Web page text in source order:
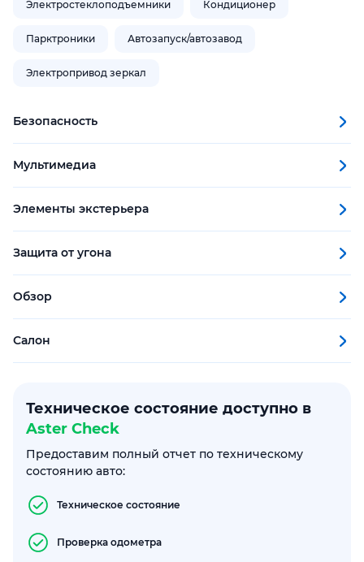
Электростеклоподъемники Кондиционер
Парктроники Автозапуск/автозавод
Электропривод зеркал
Безопасность
Мультимедиа
Элементы экстерьера
Защита от угона
Обзор
Салон
Техническое состояние доступно в
Aster Check
Предоставим полный отчет по техническому
состоянию авто:
Техническое состояние
Проверка одометра